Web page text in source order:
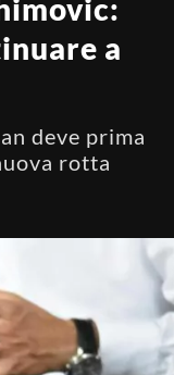
a
deve prima
rotta